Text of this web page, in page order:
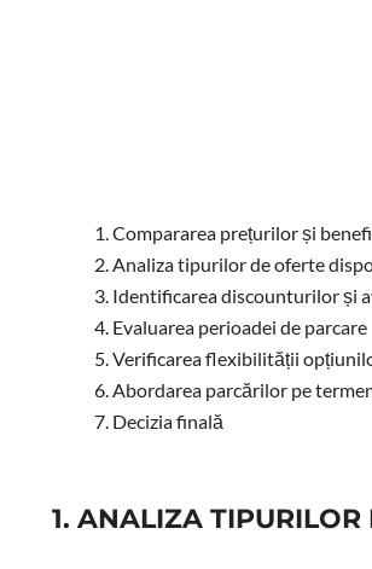
Compararea prețurilor și
Analiza tipurilor de oferte
Identificarea discounturilor și
Evaluarea perioadei de parcare
Verificarea flexibilității
Abordarea parcărilor pe
Decizia finală
1. ANALIZA